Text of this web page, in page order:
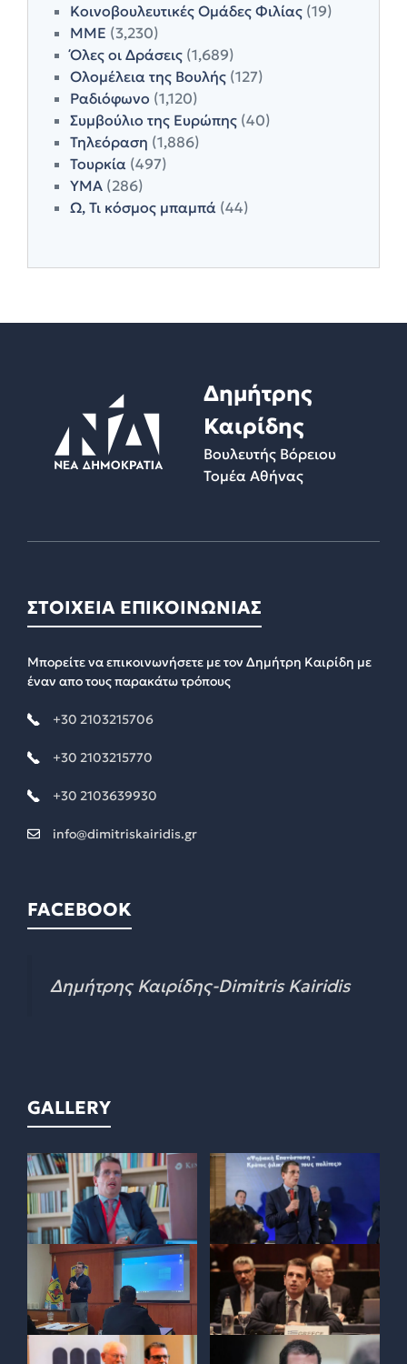
Κοινοβουλευτικές Ομάδες Φιλίας (19)
ΜΜΕ (3,230)
Όλες οι Δράσεις (1,689)
Ολομέλεια της Βουλής (127)
Ραδιόφωνο (1,120)
Συμβούλιο της Ευρώπης (40)
Τηλεόραση (1,886)
Τουρκία (497)
ΥΜΑ (286)
Ω, Τι κόσμος μπαμπά (44)
Δημήτρης
Καιρίδης
Βουλευτής Βόρειου
Τομέα Αθήνας
ΣΤΟΙΧΕΙΑ ΕΠΙΚΟΙΝΩΝΙΑΣ
Μπορείτε να επικοινωνήσετε με τον Δημήτρη Καιρίδη με
έναν απο τους παρακάτω τρόπους
+30 2103215706
+30 2103215770
+30 2103639930
info@dimitriskairidis.gr
FACEBOOK
Δημήτρης Καιρίδης-Dimitris Kairidis
GALLERY